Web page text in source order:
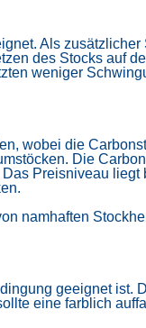
Als
des Stocks auf
weniger
wobei die
Die
Das Preisniveau liegt
namhaften
geeignet ist.
eine farblich